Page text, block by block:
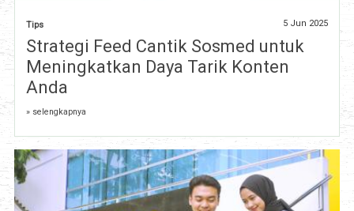
Tips 5 Jun 2025
Strategi Feed Cantik Sosmed untuk
Meningkatkan Daya Tarik Konten
Anda
» selengkapnya